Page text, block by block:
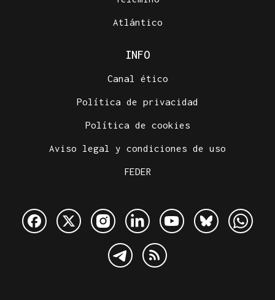
Atlántico
INFO
Canal ético
Política de privacidad
Política de cookies
Aviso legal y condiciones de uso
FEDER